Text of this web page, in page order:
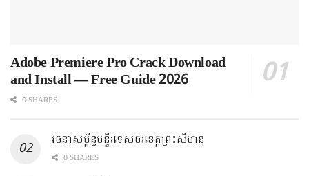
Adobe Premiere Pro Crack Download
and Install — Free Guide 2026
0 SHARES
រចនាសម្ព័ន្ធមន្ទីរទេសចរខេត្តព្រះសីហនុ
0 SHARES